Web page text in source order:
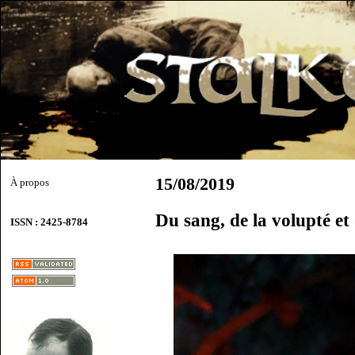
À propos
ISSN : 2425-8784
15/08/2019
Du sang, de la volupté